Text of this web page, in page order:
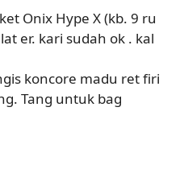
Onix Hype X (kb. 9 ru
er. kari sudah ok . kal
koncore madu ret firi
Tang untuk bag